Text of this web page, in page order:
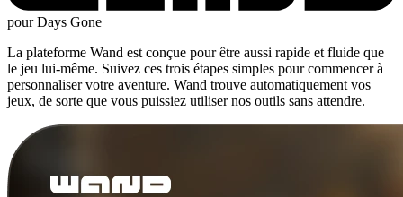
pour Days Gone
La plateforme Wand est conçue pour être aussi rapide et fluide que
le jeu lui-même. Suivez ces trois étapes simples pour commencer à
personnaliser votre aventure. Wand trouve automatiquement vos
jeux, de sorte que vous puissiez utiliser nos outils sans attendre.